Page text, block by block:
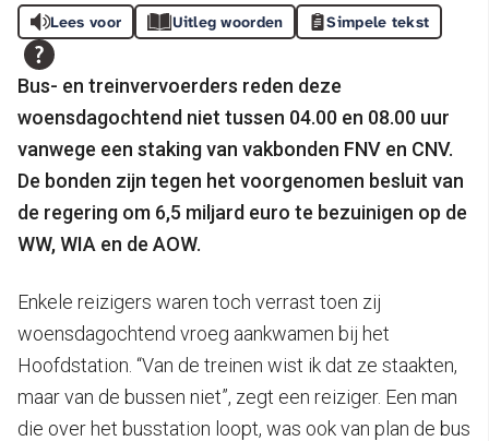
Lees voor Uitleg woorden Simpele tekst
Bus- en treinvervoerders reden deze
woensdagochtend niet tussen 04.00 en 08.00 uur
vanwege een staking van vakbonden FNV en CNV.
De bonden zijn tegen het voorgenomen besluit van
de regering om 6,5 miljard euro te bezuinigen op de
WW, WIA en de AOW.
Enkele reizigers waren toch verrast toen zij
woensdagochtend vroeg aankwamen bij het
Hoofdstation. “Van de treinen wist ik dat ze staakten,
maar van de bussen niet”, zegt een reiziger. Een man
die over het busstation loopt, was ook van plan de bus